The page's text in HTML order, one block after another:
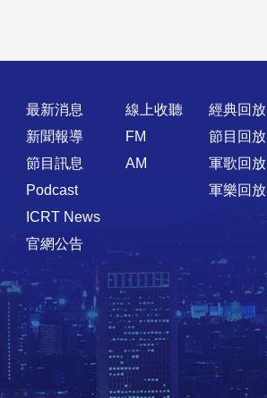
最新消息
新聞報導
節目訊息
Podcast
ICRT News
官網公告
線上收聽
FM
AM
經典回放
節目回放
軍歌回放
軍樂回放